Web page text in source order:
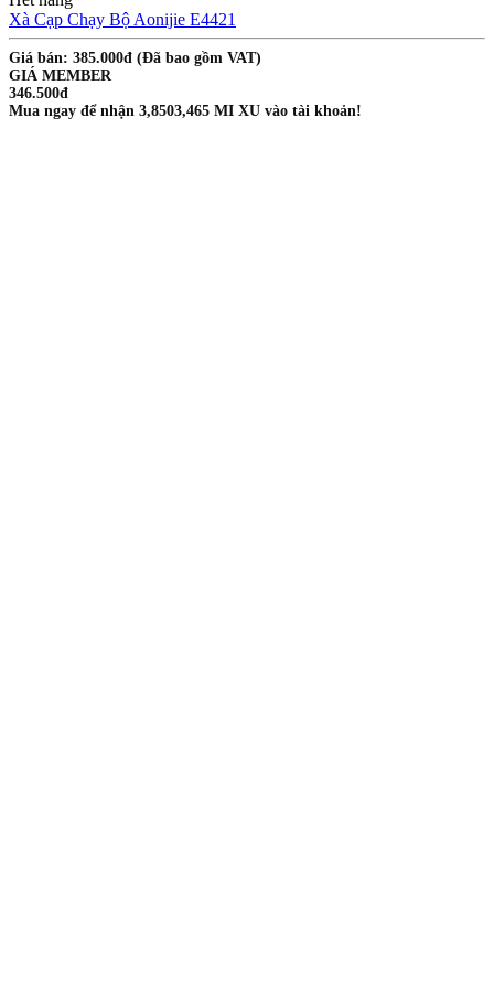
Xà Cạp Chạy Bộ Aonijie E4421
Giá bán: 385.000đ (Đã bao gồm VAT)
GIÁ MEMBER
346.500đ
Mua ngay để nhận 3,8503,465 MI XU vào tài khoản!